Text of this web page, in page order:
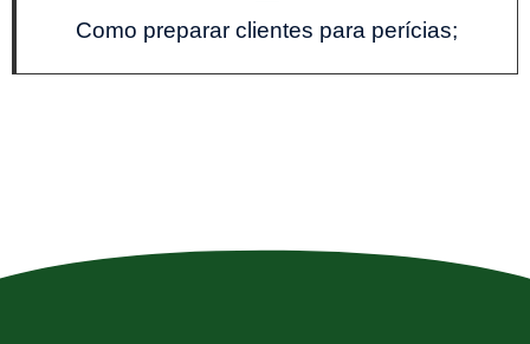
Como preparar clientes para perícias;